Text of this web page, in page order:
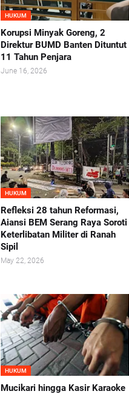
HUKUM
Korupsi Minyak Goreng, 2
Direktur BUMD Banten Dituntut
11 Tahun Penjara
June 16, 2026
HUKUM
Refleksi 28 tahun Reformasi,
Aiansi BEM Serang Raya Soroti
Keterlibatan Militer di Ranah
Sipil
May 22, 2026
HUKUM
Mucikari hingga Kasir Karaoke